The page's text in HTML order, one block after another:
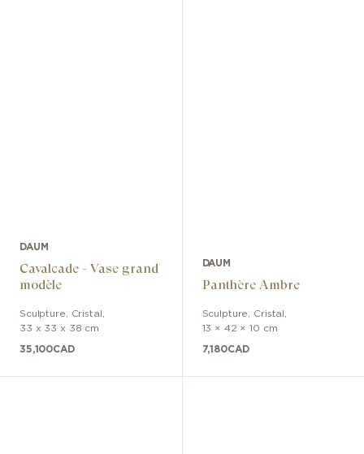
DAUM
Cavalcade - Vase grand
modèle
Sculpture Cristal
33 x 33 x 38 cm
35,100CAD
DAUM
Panthère Ambre
Sculpture Cristal
13 × 42 × 10 cm
7,180CAD